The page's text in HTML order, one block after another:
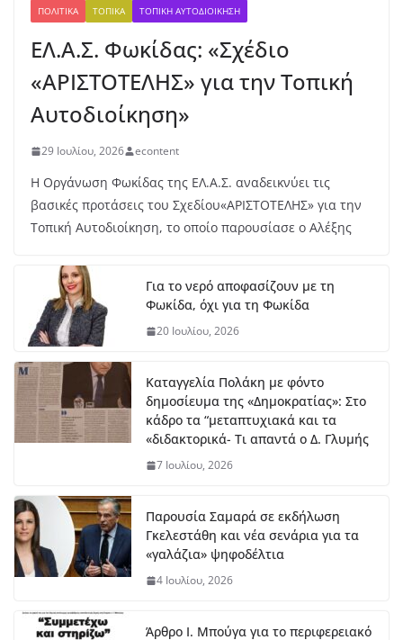
«Αγάπη = Τρέλα»: Η μεγάλη
ιταλική κινηματογραφική
επιτυχία στην Ιτεα από την
Κινηματογραφική Λέσχη
9 Αυγούστου, 2026
ΠΟΛΙΤΙΚΆ ΤΟΠΙΚΆ ΤΟΠΙΚΉ ΑΥΤΟΔΙΟΊΚΗΣΗ
ΕΛ.Α.Σ. Φωκίδας: «Σχέδιο
«ΑΡΙΣΤΟΤΕΛΗΣ» για την Τοπική
Αυτοδιοίκηση»
29 Ιουλίου, 2026 econtent
Η Οργάνωση Φωκίδας της ΕΛ.Α.Σ. αναδεικνύει τις
βασικές προτάσεις του Σχεδίου«ΑΡΙΣΤΟΤΕΛΗΣ» για την
Τοπική Αυτοδιοίκηση, το οποίο παρουσίασε ο Αλέξης
Για το νερό αποφασίζουν με τη
Φωκίδα, όχι για τη Φωκίδα
20 Ιουλίου, 2026
Καταγγελία Πολάκη με φόντο
δημοσίευμα της «Δημοκρατίας»: Στο
κάδρο τα “μεταπτυχιακά και τα
«διδακτορικά- Τι απαντά ο Δ. Γλυμής
7 Ιουλίου, 2026
Παρουσία Σαμαρά σε εκδήλωση
Γκελεστάθη και νέα σενάρια για τα
«γαλάζια» ψηφοδέλτια
4 Ιουλίου, 2026
Άρθρο Ι. Μπούγα για το περιφερειακό